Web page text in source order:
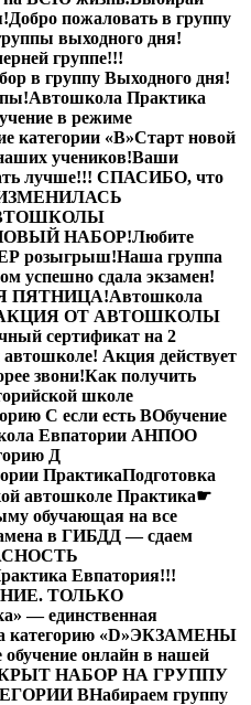
Добро пожаловать в группу
выходного дня!
группе!!!
в группу Выходного дня!
Автошкола Практика
в режиме
категории «B»Старт новой
учеников!Ваши
лучше!!! СПАСИБО, что
НОВЫЙ НАБОР!Любите
розыгрыш!Наша группа
успешно сдала экзамен!
ПЯТНИЦА!Автошкола
ОТ АВТОШКОЛЫ
сертификат на 2
Акция действует
звони!Как получить
школе
C если есть BОбучение
Евпатории АНПОО
Д
ПрактикаПодготовка
автошколе Практика☛
обучающая на все
в ГИБДД — сдаем
Евпатория!!!
ТОЛЬКО
— единственная
категорию «D»ЭКЗАМЕНЫ
обучение онлайн в нашей
НАБОР НА ГРУППУ
ВНабираем группу